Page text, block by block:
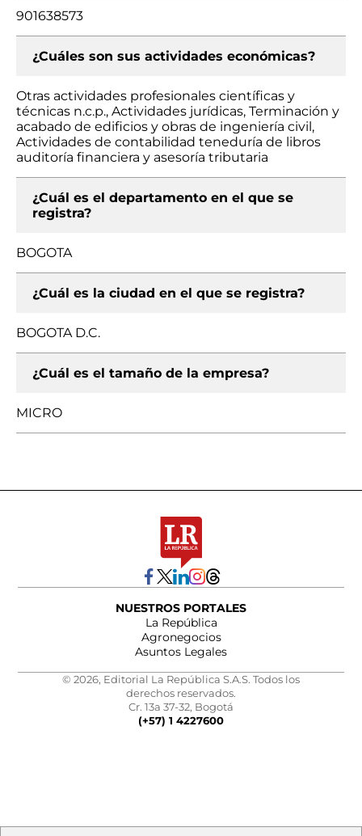
901638573
¿Cuáles son sus actividades económicas?
Otras actividades profesionales científicas y
técnicas n.c.p., Actividades jurídicas, Terminación y
acabado de edificios y obras de ingeniería civil,
Actividades de contabilidad teneduría de libros
auditoría financiera y asesoría tributaria
¿Cuál es el departamento en el que se
registra?
BOGOTA
¿Cuál es la ciudad en el que se registra?
BOGOTA D.C.
¿Cuál es el tamaño de la empresa?
MICRO
NUESTROS PORTALES
La República
Agronegocios
Asuntos Legales
© 2026, Editorial La República S.A.S. Todos los
derechos reservados.
Cr. 13a 37-32, Bogotá
(+57) 1 4227600